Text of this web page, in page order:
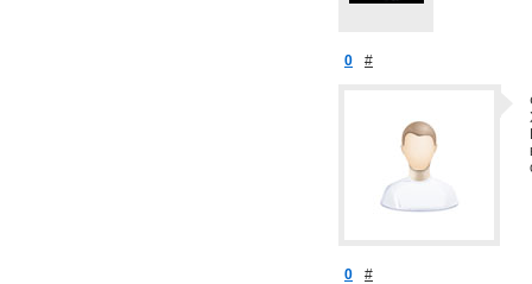
0 #
0 #